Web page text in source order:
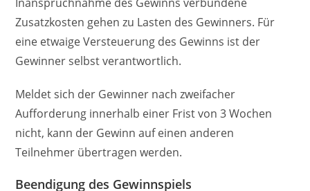
Zusatzkosten gehen zu Lasten des Gewinners. Für
eine etwaige Versteuerung des Gewinns ist der
Gewinner selbst verantwortlich.
Meldet sich der Gewinner nach zweifacher
Aufforderung innerhalb einer Frist von 3 Wochen
nicht, kann der Gewinn auf einen anderen
Teilnehmer übertragen werden.
Beendigung des Gewinnspiels